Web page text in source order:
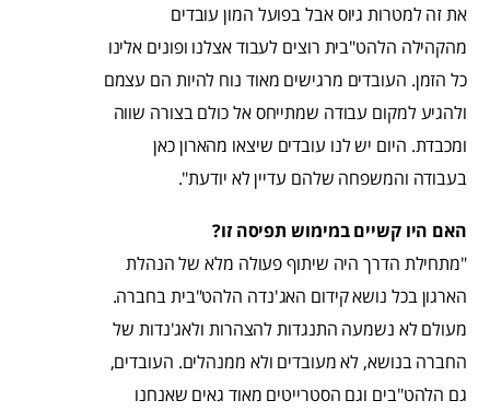
את זה למטרות גיוס אבל בפועל המון עובדים
מהקהילה הלהט"בית רוצים לעבוד אצלנו ופונים אלינו
כל הזמן. העובדים מרגישים מאוד נוח להיות הם עצמם
ולהגיע למקום עבודה שמתייחס אל כולם בצורה שווה
ומכבדת. היום יש לנו עובדים שיצאו מהארון כאן
בעבודה והמשפחה שלהם עדיין לא יודעת".
האם היו קשיים במימוש תפיסה זו?
"מתחילת הדרך היה שיתוף פעולה מלא של הנהלת
הארגון בכל נושא קידום האג'נדה הלהט"בית בחברה.
מעולם לא נשמעה התנגדות להצהרות ולאג'נדות של
החברה בנושא, לא מעובדים ולא ממנהלים. העובדים,
גם הלהט"בים וגם הסטרייטים מאוד גאים שאנחנו